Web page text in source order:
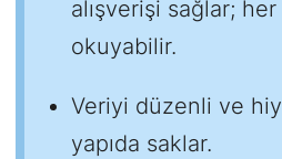
alışverişi sağlar;
okuyabilir.
Veriyi düzenli ve
yapıda saklar.